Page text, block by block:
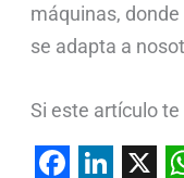
máquinas,
se adapta a
Si este artículo te